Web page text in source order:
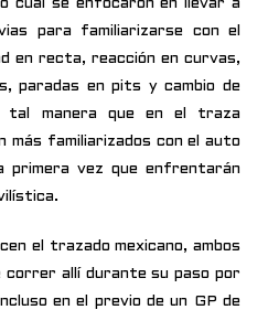
cual se enfocaron en llevar a
para familiarizarse con el
en recta, reacción en curvas,
paradas en pits y cambio de
manera que en el traza
más familiarizados con el auto
primera vez que enfrentarán
el trazado mexicano, ambos
correr allí durante su paso por
en el previo de un GP de